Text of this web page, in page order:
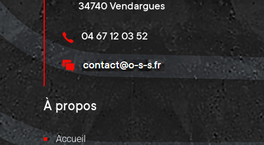
34740 Vendargues
04 67 12 03 52
À propos
Accueil